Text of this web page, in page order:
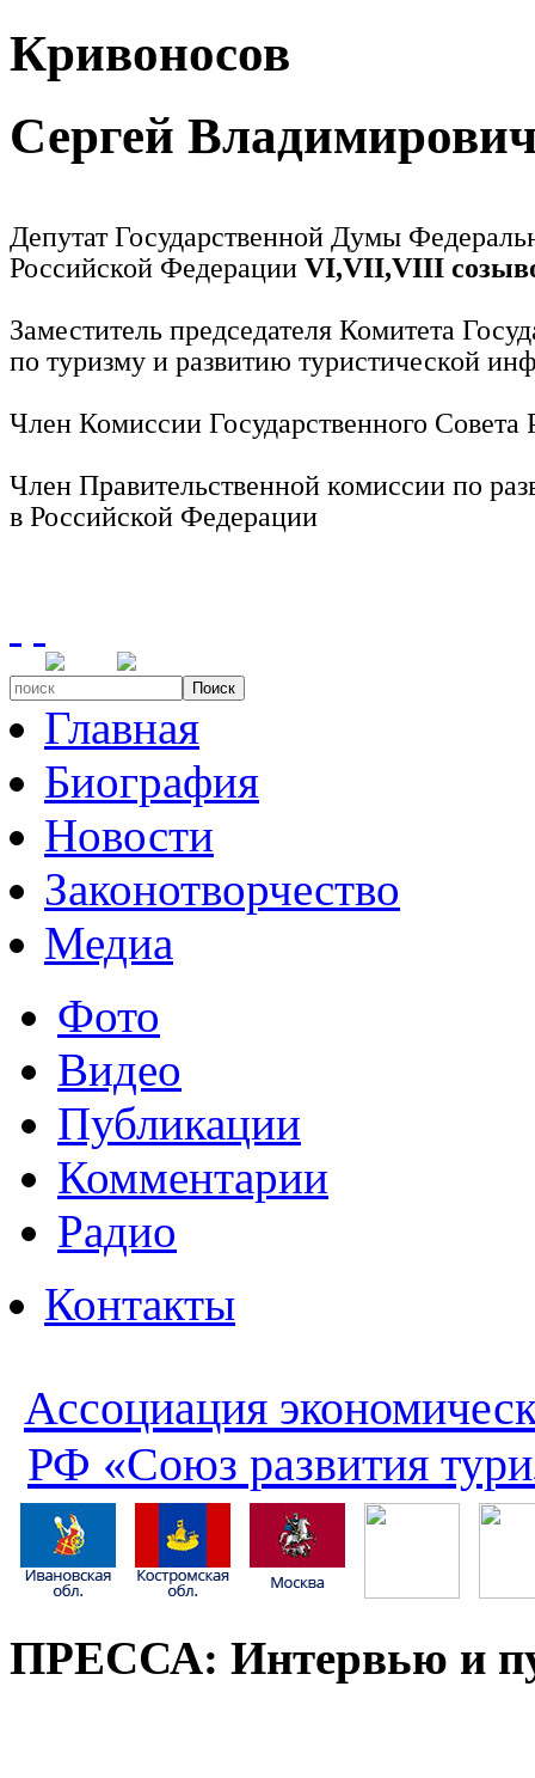
Кривоносов
Сергей
Депутат Государственной Думы
Российской Федерации VI,VII,VIII
Заместитель председателя Комитета
по туризму и развитию туристической
Член Комиссии Государственного
Член Правительственной комиссии по
в Российской Федерации
Поиск
Главная
Биография
Новости
Законотворчество
Медиа
Фото
Видео
Публикации
Комментарии
Радио
Контакты
Ассоциация
РФ «Союз развития
ПРЕССА: Интервью и